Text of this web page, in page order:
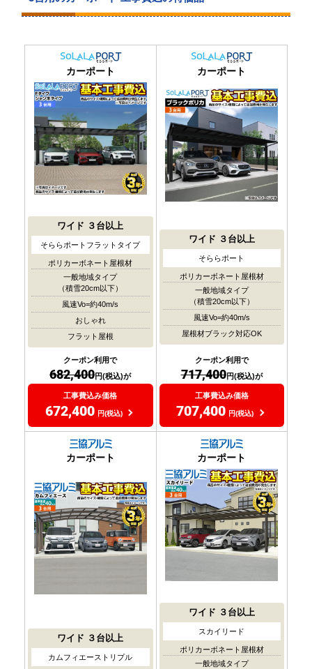
カーポート
ワイド ３台以上
そららポートフラットタイプ
ポリカーボネート屋根材
一般地域タイプ
（積雪20cm以下）
風速Vo=約40m/s
おしゃれ
フラット屋根
クーポン利用で
682,400円(税込)が
工事費込み価格
672,400 円(税込)
カーポート
ワイド ３台以上
そららポート
ポリカーボネート屋根材
一般地域タイプ
（積雪20cm以下）
風速Vo=約40m/s
屋根材ブラック対応OK
クーポン利用で
717,400円(税込)が
工事費込み価格
707,400 円(税込)
カーポート
ワイド ３台以上
カムフィエーストリプル
カーポート
ワイド ３台以上
スカイリード
ポリカーボネート屋根材
一般地域タイプ